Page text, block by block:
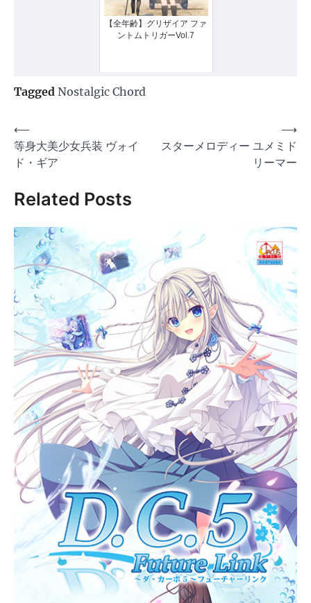
【全年齢】グリザイア ファ
ントムトリガーVol.7
Tagged Nostalgic Chord
投
稿
ナ
ビ
ー
シ
ョ
ン
⟵
等身大美少女兵装 ヴォイ
ド・ギア
スターメロディー ユメミド
リーマー
⟶
Related Posts